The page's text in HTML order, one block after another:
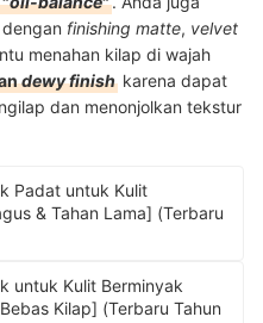
finishing matte, velvet
menahan kilap di wajah
dewy finish karena dapat
dan menonjolkan tekstur
Padat untuk Kulit
untuk Kulit Berminyak